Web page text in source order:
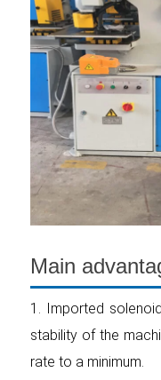
Main
1. Imported
stability of the
rate to a minimum.